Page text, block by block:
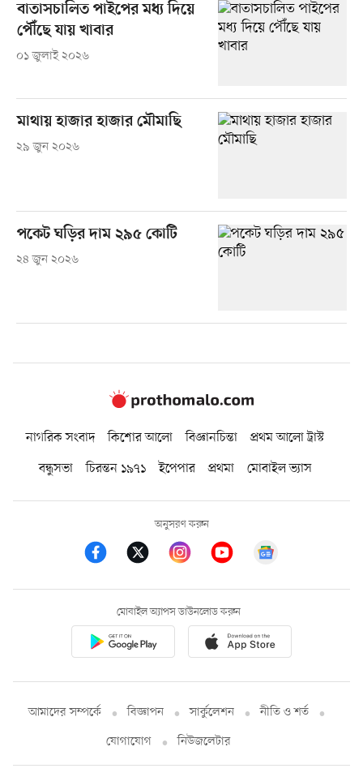
বাতাসচালিত পাইপের মধ্য দিয়ে
পৌঁছে যায় খাবার
০১ জুলাই ২০২৬
মাথায় হাজার হাজার মৌমাছি
২৯ জুন ২০২৬
পকেট ঘড়ির দাম ২৯৫ কোটি
২৪ জুন ২০২৬
নাগরিক সংবাদ কিশোর আলো বিজ্ঞানচিন্তা
প্রথম আলো ট্রাস্ট
বন্ধুসভা
চিরন্তন ১৯৭১ ইপেপার প্রথমা মোবাইল ভ্যাস
অনুসরণ করুন
মোবাইল অ্যাপস ডাউনলোড করুন
আমাদের সম্পর্কে বিজ্ঞাপন সার্কুলেশন
নীতি ও শর্ত
যোগাযোগ
নিউজলেটার